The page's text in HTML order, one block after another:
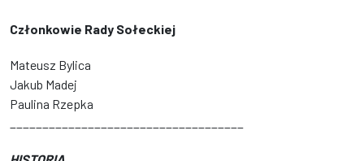
Członkowie Rady Sołeckiej
Mateusz Bylica
Jakub Madej
Paulina Rzepka